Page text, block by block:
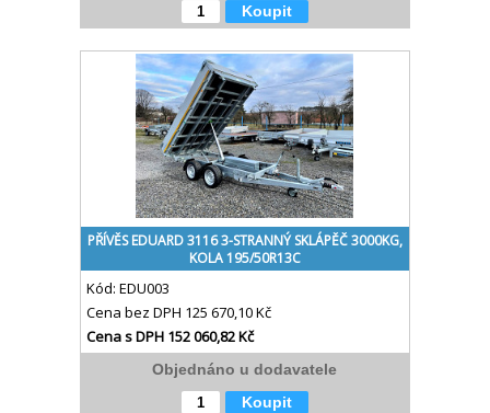
Koupit
PŘÍVĚS EDUARD 3116 3-STRANNÝ SKLÁPĚČ 3000KG,
KOLA 195/50R13C
Kód: EDU003
Cena bez DPH 125 670,10 Kč
Cena s DPH 152 060,82 Kč
Objednáno u dodavatele
Koupit